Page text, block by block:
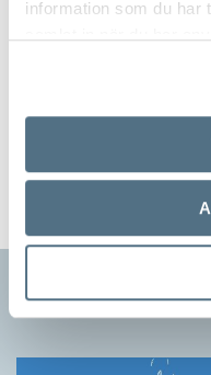
information som du har
Tidningen i brevlådan